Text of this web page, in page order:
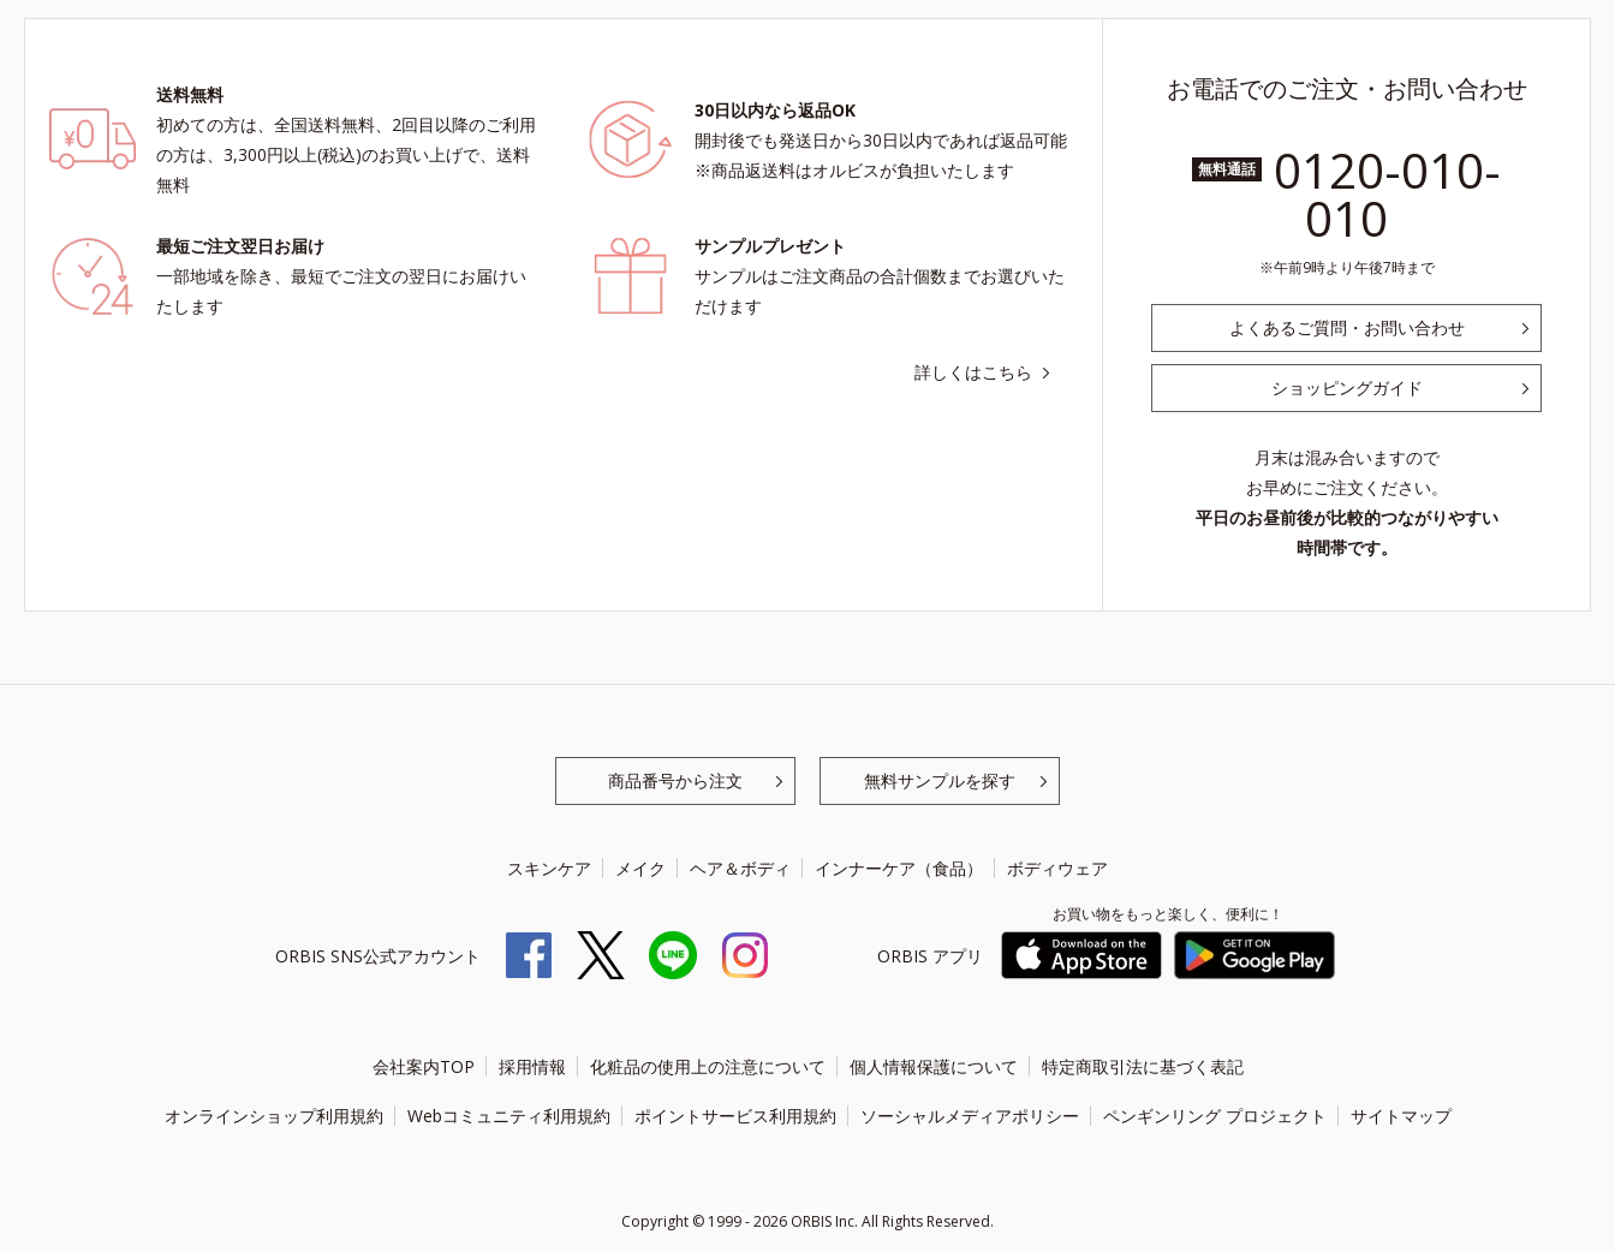
防いでサラサラ肌が長時間続きます。パウダータ
ープルーフ(*4)だから、レジャーにも大活躍して
くれます。*1 シリカ、セルロース、窒化ホウ素
配合＝セミマット肌を叶える球状と板状の粉体
送料無料
初めての方は、全国送料無料、2回目以降のご利用
の方は、3,300円以上(税込)のお買い上げで、送料
無料
30日以内なら返品OK
開封後でも発送日から30日以内であれば返品可能
※商品返送料はオルビスが負担いたします
最短ご注文翌日お届け
一部地域を除き、最短でご注文の翌日にお届けい
たします
サンプルプレゼント
サンプルはご注文商品の合計個数までお選びいた
だけます
詳しくはこちら
お電話でのご注文・お問い合わせ
無料通話 0120-010-
010
午前9時より午後7時まで
よくあるご質問・お問い合わせ
ショッピングガイド
月末は混み合いますので
お早めにご注文ください。
平日のお昼前後が比較的つながりやすい
時間帯です。
商品番号から注文 無料サンプルを探す
スキンケア メイク ヘア＆ボディ インナーケア（食品） ボディウェア
ORBIS SNS公式アカウント ORBIS アプリ
お買い物をもっと楽しく、便利に！
会社案内TOP 採用情報 化粧品の使用上の注意について 個人情報保護について 特定商取引法に基づく表記
オンラインショップ利用規約 Webコミュニティ利用規約 ポイントサービス利用規約 ソーシャルメディアポリシー ペンギンリング プロジェクト サイトマップ
Copyright © 1999 - 2026 ORBIS Inc. All Rights Reserved.